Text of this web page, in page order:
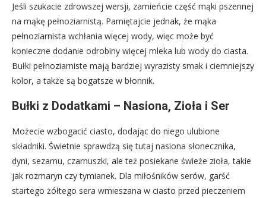
Jeśli szukacie zdrowszej wersji, zamieńcie część mąki pszennej
na mąkę pełnoziarnistą. Pamiętajcie jednak, że mąka
pełnoziarnista wchłania więcej wody, więc może być
konieczne dodanie odrobiny więcej mleka lub wody do ciasta.
Bułki pełnoziarniste mają bardziej wyrazisty smak i ciemniejszy
kolor, a także są bogatsze w błonnik.
Bułki z Dodatkami – Nasiona, Zioła i Ser
Możecie wzbogacić ciasto, dodając do niego ulubione
składniki. Świetnie sprawdzą się tutaj nasiona słonecznika,
dyni, sezamu, czarnuszki, ale też posiekane świeże zioła, takie
jak rozmaryn czy tymianek. Dla miłośników serów, garść
startego żółtego sera wmieszana w ciasto przed pieczeniem